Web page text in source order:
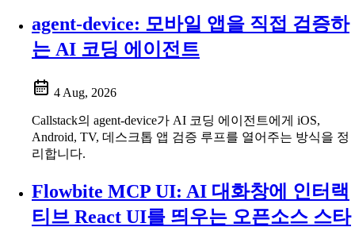
agent-device: 모바일 앱을 직접 검증하
는 AI 코딩 에이전트
4 Aug, 2026
Callstack의 agent-device가 AI 코딩 에이전트에게 iOS,
Android, TV, 데스크톱 앱 검증 루프를 열어주는 방식을 정
리합니다.
Flowbite MCP UI: AI 대화창에 인터랙
티브 React UI를 띄우는 오픈소스 스타